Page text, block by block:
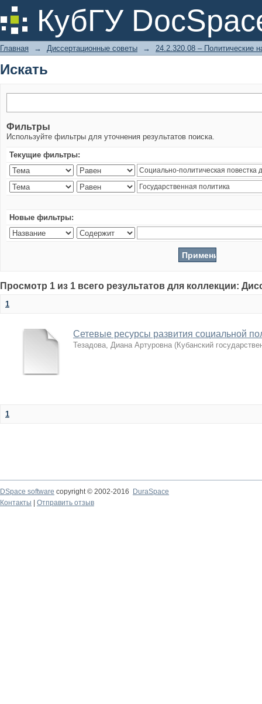
КубГУ
Искать
Главная → Диссертационные советы → 24.2.320.08 – Политические
Искать
Фильтры
Используйте фильтры для уточнения результатов поиска.
Текущие фильтры:
Новые фильтры:
Просмотр 1 из 1 всего результатов для коллекции:
1
Сетевые ресурсы развития социальной
Тезадова, Диана Артуровна (Кубанский
1
DSpace software copyright © 2002-2016
DuraSpace
Контакты
Отправить отзыв